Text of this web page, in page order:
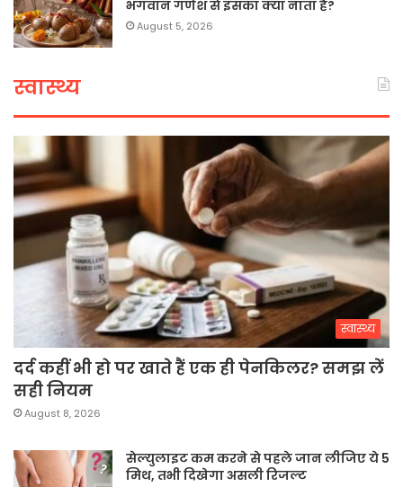
भगवान गणेश से इसका क्या नाता है?
August 5, 2026
स्वास्थ्य
स्वास्थ्य
दर्द कहीं भी हो पर खाते हैं एक ही पेनकिलर? समझ लें
सही नियम
August 8, 2026
सेल्युलाइट कम करने से पहले जान लीजिए ये 5
मिथ, तभी दिखेगा असली रिजल्ट